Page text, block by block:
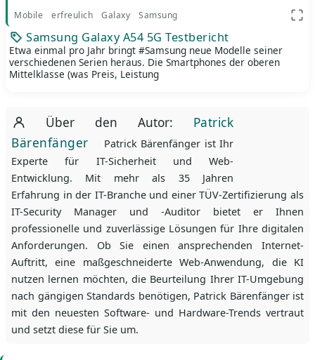
Mobile erfreulich Galaxy Samsung
Samsung Galaxy A54 5G Testbericht
Etwa einmal pro Jahr bringt #Samsung neue Modelle seiner
verschiedenen Serien heraus. Die Smartphones der oberen
Mittelklasse (was Preis, Leistung
Über den Autor: Patrick
Bärenfänger
Patrick Bärenfänger ist Ihr
Experte für IT-Sicherheit und Web-
Entwicklung. Mit mehr als 35 Jahren
Erfahrung in der IT-Branche und einer TÜV-Zertifizierung als
IT-Security Manager und -Auditor bietet er Ihnen
professionelle und zuverlässige Lösungen für Ihre digitalen
Anforderungen. Ob Sie einen ansprechenden Internet-
Auftritt, eine maßgeschneiderte Web-Anwendung, die KI
nutzen lernen möchten, die Beurteilung Ihrer IT-Umgebung
nach gängigen Standards benötigen, Patrick Bärenfänger ist
mit den neuesten Software- und Hardware-Trends vertraut
und setzt diese für Sie um.